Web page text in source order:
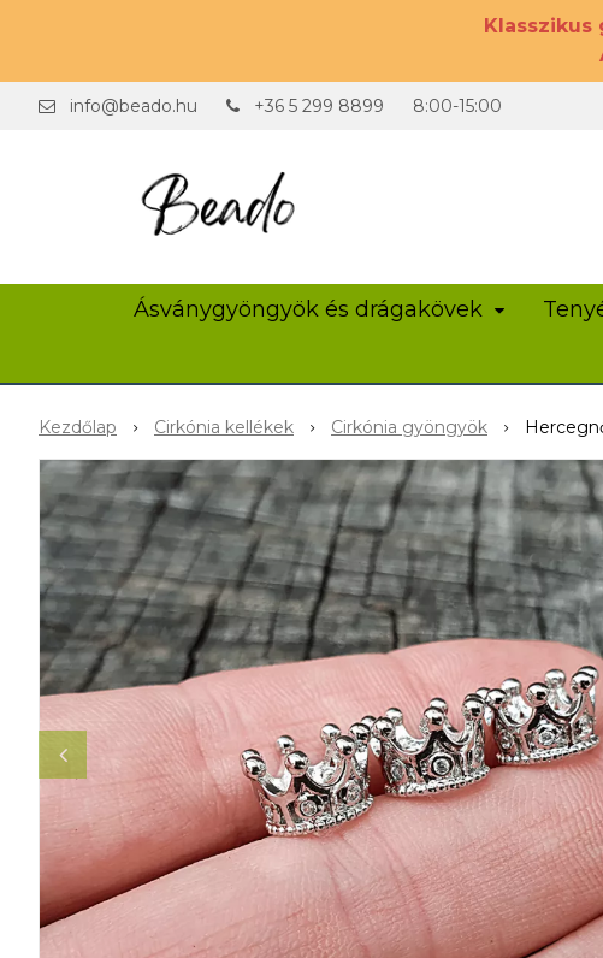
Klasszikus
info@beado.hu +36 5 299 8899 8:00-15:00
Ásványgyöngyök és drágakövek
Kezdőlap Cirkónia kellékek Cirkónia gyöngyök